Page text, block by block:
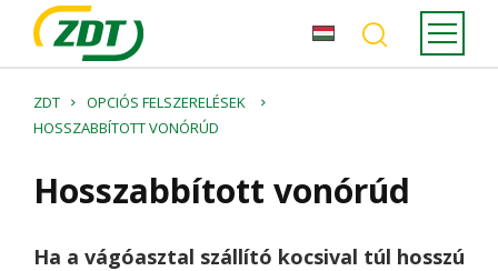
ZDT
OPCIÓS FELSZERELÉSEK
HOSSZABBÍTOTT VONÓRÚD
Hosszabbított vonórúd
Ha a vágóasztal szállító kocsival túl hosszú